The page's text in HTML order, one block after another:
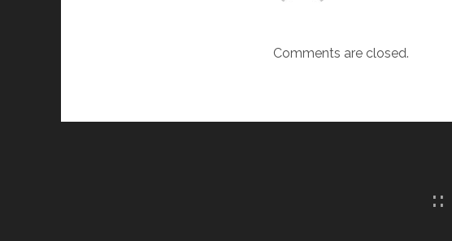
Comments are closed.
::